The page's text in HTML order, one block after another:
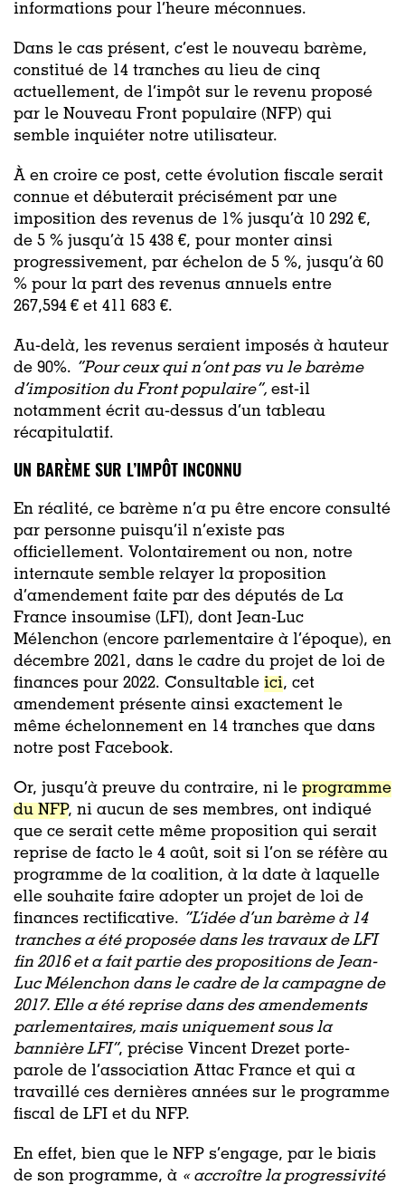
informations pour l’heure méconnues.
Dans le cas présent, c’est le nouveau barème,
constitué de 14 tranches au lieu de cinq
actuellement, de l’impôt sur le revenu proposé
par le Nouveau Front populaire (NFP) qui
semble inquiéter notre utilisateur.
À en croire ce post, cette évolution fiscale serait
connue et débuterait précisément par une
imposition des revenus de 1% jusqu’à 10 292 €,
de 5 % jusqu’à 15 438 €, pour monter ainsi
progressivement, par échelon de 5 %, jusqu’à 60
% pour la part des revenus annuels entre
267,594 € et 411 683 €.
Au-delà, les revenus seraient imposés à hauteur
de 90%. “Pour ceux qui n’ont pas vu le barème
d’imposition du Front populaire”, est-il
notamment écrit au-dessus d’un tableau
récapitulatif.
UN BARÈME SUR L’IMPÔT INCONNU
En réalité, ce barème n’a pu être encore consulté
par personne puisqu’il n’existe pas
officiellement. Volontairement ou non, notre
internaute semble relayer la proposition
d’amendement faite par des députés de La
France insoumise (LFI), dont Jean-Luc
Mélenchon (encore parlementaire à l’époque), en
décembre 2021, dans le cadre du projet de loi de
finances pour 2022. Consultable ici, cet
amendement présente ainsi exactement le
même échelonnement en 14 tranches que dans
notre post Facebook.
Or, jusqu’à preuve du contraire, ni le programme
du NFP, ni aucun de ses membres, ont indiqué
que ce serait cette même proposition qui serait
reprise de facto le 4 août, soit si l’on se réfère au
programme de la coalition, à la date à laquelle
elle souhaite faire adopter un projet de loi de
finances rectificative. “L’idée d’un barème à 14
tranches a été proposée dans les travaux de LFI
fin 2016 et a fait partie des propositions de Jean-
Luc Mélenchon dans le cadre de la campagne de
2017. Elle a été reprise dans des amendements
parlementaires, mais uniquement sous la
bannière LFI”, précise Vincent Drezet porte-
parole de l’association Attac France et qui a
travaillé ces dernières années sur le programme
fiscal de LFI et du NFP.
En effet, bien que le NFP s’engage, par le biais
de son programme, à « accroître la progressivité